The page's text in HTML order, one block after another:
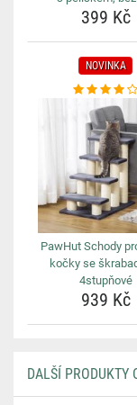
399 Kč
NOVINKA
PawHut Schody
kočky se
4stupňové
939 Kč
DALŠÍ PRODUKTY